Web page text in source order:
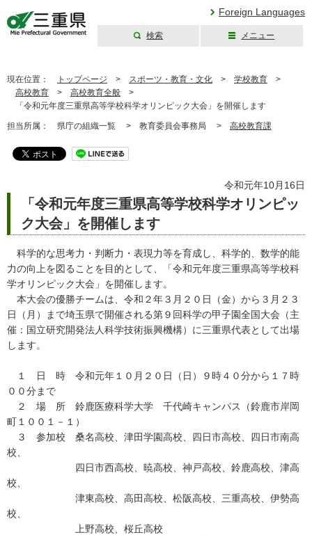
Foreign Languages
検索 メニュー
現在位置： トップページ > スポーツ・教育・文化 > 学校教育 >
高校教育 > 高校教育全般 >
「令和元年度三重県高等学校科学オリンピック大会」を開催します
担当所属： 県庁の組織一覧 > 教育委員会事務局 > 高校教育課
令和元年10月16日
「令和元年度三重県高等学校科学オリンピッ
ク大会」を開催します
科学的な思考力・判断力・表現力等を育成し、科学的、数学的能
力の向上を図ることを目的として、「令和元年度三重県高等学校科
学オリンピック大会」を開催します。
本大会の優勝チームは、令和２年３月２０日（金）から３月２３
日（月）まで埼玉県で開催される第９回科学の甲子園全国大会（主
催：国立研究開発法人科学技術振興機構）に三重県代表として出場
します。
１ 日 時 令和元年１０月２０日（日）９時４０分から１７時
００分まで
２ 場 所 鈴鹿医療科学大学 千代崎キャンパス（鈴鹿市岸岡
町１００１－１）
３ 参加校 桑名高校、津田学園高校、四日市高校、四日市南高
校、
四日市西高校、暁高校、神戸高校、鈴鹿高校、津高
校、
津東高校、高田高校、松阪高校、三重高校、伊勢高
校、
上野高校、桜丘高校